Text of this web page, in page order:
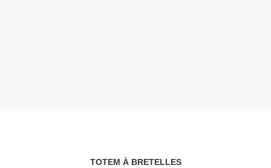
TOTEM À BRETELLES